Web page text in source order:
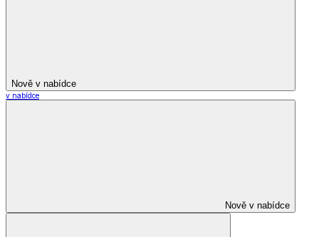
Nově v nabídce
v nabídce
Nově v nabídce